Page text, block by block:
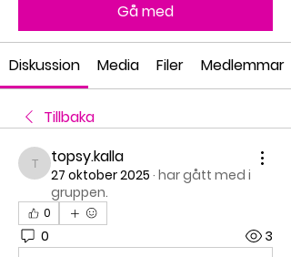
Gå med
Diskussion Media Filer Medlemmar
Tillbaka
topsy.kalla
topsy.kalla
27 oktober 2025 · har gått med i
gruppen.
0
0 3